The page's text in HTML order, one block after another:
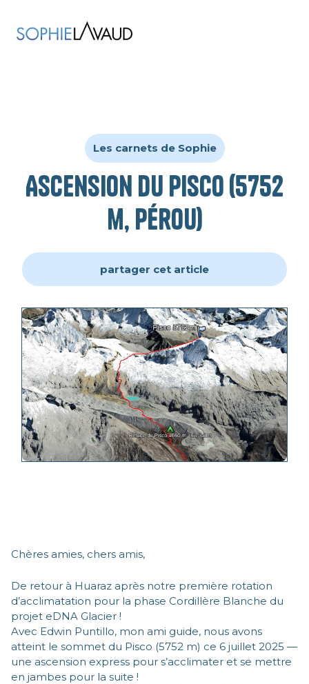
Les carnets de Sophie
Ascension du Pisco (5752
m, Pérou)
partager cet article
Chères amies, chers amis,
De retour à Huaraz après notre première rotation
d’acclimatation pour la phase Cordillère Blanche du
projet eDNA Glacier !
Avec Edwin Puntillo, mon ami guide, nous avons
atteint le sommet du Pisco (5752 m) ce 6 juillet 2025 —
une ascension express pour s’acclimater et se mettre
en jambes pour la suite !